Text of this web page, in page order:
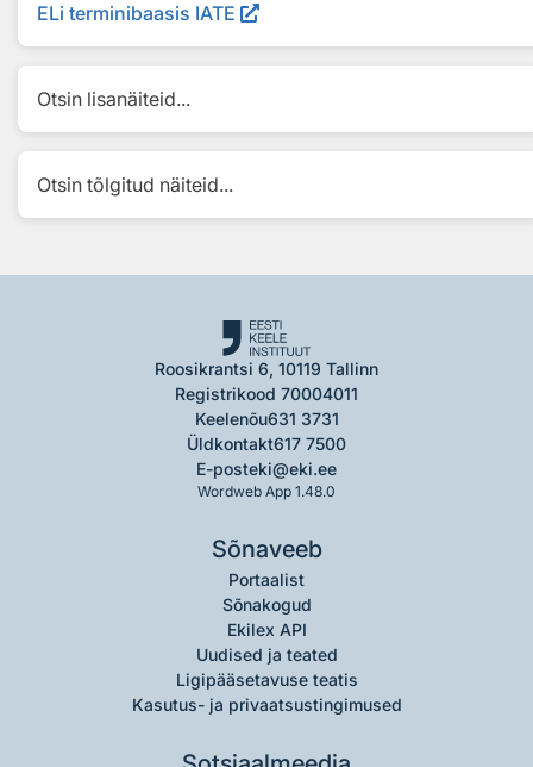
ELi terminibaasis IATE
Otsin lisanäiteid...
Otsin tõlgitud näiteid...
Roosikrantsi 6, 10119 Tallinn
Registrikood 70004011
Keelenõu631 3731
Üldkontakt617 7500
E-posteki@eki.ee
Wordweb App 1.48.0
Sõnaveeb
Portaalist
Sõnakogud
Ekilex API
Uudised ja teated
Ligipääsetavuse teatis
Kasutus- ja privaatsustingimused